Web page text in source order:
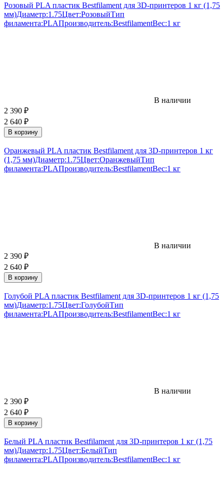
Розовый PLA пластик Bestfilament для 3D-принтеров 1 кг (1,75
мм)Диаметр:1.75Цвет:РозовыйТип
филамента:PLAПроизводитель:BestfilamentВес:1 кг
В наличии
2 390 ₽
2 640 ₽
В корзину
Оранжевый PLA пластик Bestfilament для 3D-принтеров 1 кг
(1,75 мм)Диаметр:1.75Цвет:ОранжевыйТип
филамента:PLAПроизводитель:BestfilamentВес:1 кг
В наличии
2 390 ₽
2 640 ₽
В корзину
Голубой PLA пластик Bestfilament для 3D-принтеров 1 кг (1,75
мм)Диаметр:1.75Цвет:ГолубойТип
филамента:PLAПроизводитель:BestfilamentВес:1 кг
В наличии
2 390 ₽
2 640 ₽
В корзину
Белый PLA пластик Bestfilament для 3D-принтеров 1 кг (1,75
мм)Диаметр:1.75Цвет:БелыйТип
филамента:PLAПроизводитель:BestfilamentВес:1 кг